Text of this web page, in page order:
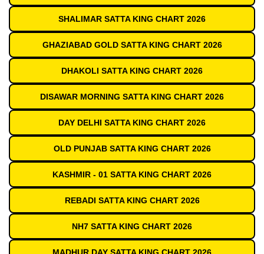
SHALIMAR SATTA KING CHART 2026
GHAZIABAD GOLD SATTA KING CHART 2026
DHAKOLI SATTA KING CHART 2026
DISAWAR MORNING SATTA KING CHART 2026
DAY DELHI SATTA KING CHART 2026
OLD PUNJAB SATTA KING CHART 2026
KASHMIR - 01 SATTA KING CHART 2026
REBADI SATTA KING CHART 2026
NH7 SATTA KING CHART 2026